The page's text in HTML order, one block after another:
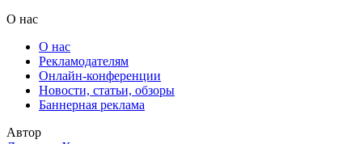
О нас
О нас
Рекламодателям
Онлайн-конференции
Новости, статьи, обзоры
Баннерная реклама
Автор